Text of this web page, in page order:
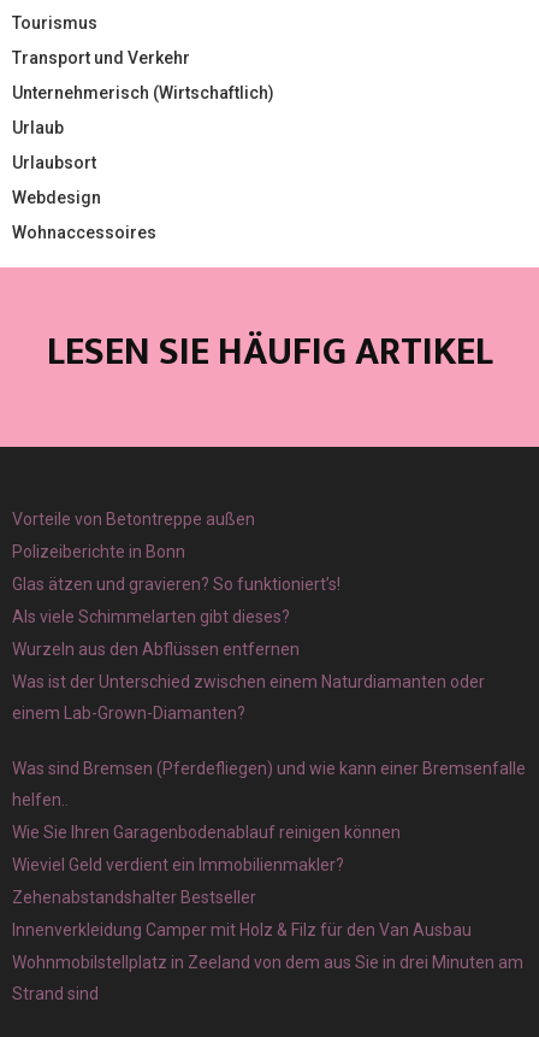
Tourismus
Transport und Verkehr
Unternehmerisch (Wirtschaftlich)
Urlaub
Urlaubsort
Webdesign
Wohnaccessoires
LESEN SIE HÄUFIG ARTIKEL
Vorteile von Betontreppe außen
Polizeiberichte in Bonn
Glas ätzen und gravieren? So funktioniert’s!
Als viele Schimmelarten gibt dieses?
Wurzeln aus den Abflüssen entfernen
Was ist der Unterschied zwischen einem Naturdiamanten oder
einem Lab-Grown-Diamanten?
Was sind Bremsen (Pferdefliegen) und wie kann einer Bremsenfalle
helfen..
Wie Sie Ihren Garagenbodenablauf reinigen können
Wieviel Geld verdient ein Immobilienmakler?
Zehenabstandshalter Bestseller
Innenverkleidung Camper mit Holz & Filz für den Van Ausbau
Wohnmobilstellplatz in Zeeland von dem aus Sie in drei Minuten am
Strand sind